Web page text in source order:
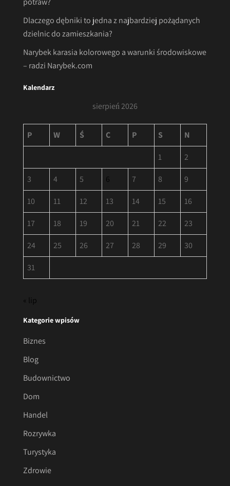
Dlaczego dębniki to jedna z najbardziej pożądanych
dzielnic do zamieszkania?
Narybek karasia kolorowego a warunki środowiskowe
– radzi Narybek.com
Kalendarz
sierpień 2026
P W Ś C P S N
1 2
3 4 5 6 7 8 9
10 11 12 13 14 15 16
17 18 19 20 21 22 23
24 25 26 27 28 29 30
31
« lip
Kategorie wpisów
Biznes
Blog
Budownictwo
Dom
Handel
Rozrywka
Turystyka
Zdrowie